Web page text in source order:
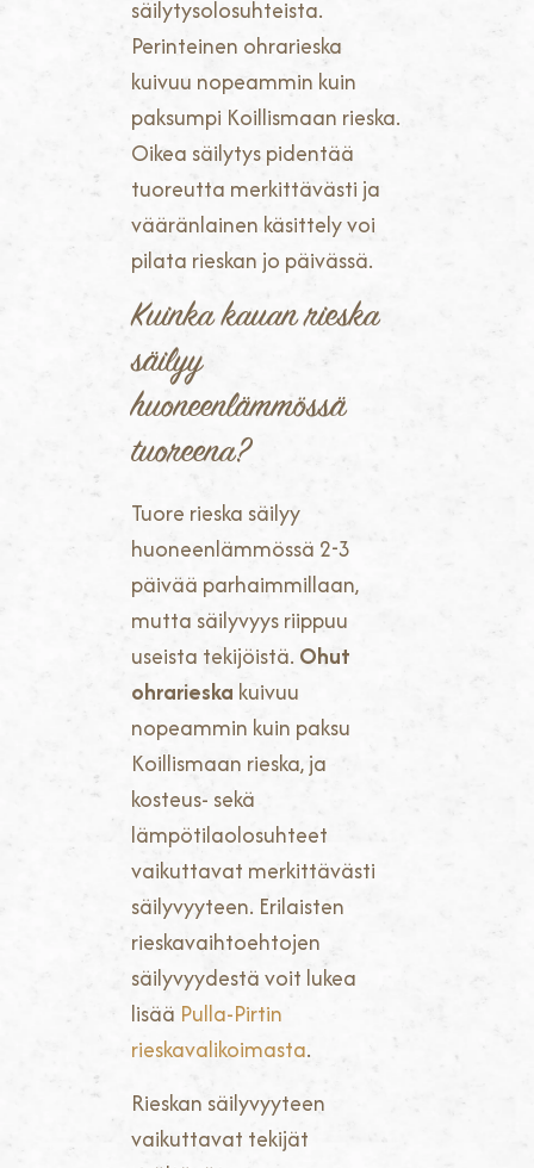
säilytysolosuhteista.
Perinteinen ohrarieska
kuivuu nopeammin kuin
paksumpi Koillismaan rieska.
Oikea säilytys pidentää
tuoreutta merkittävästi ja
vääränlainen käsittely voi
pilata rieskan jo päivässä.
Kuinka kauan rieska
säilyy
huoneenlämmössä
tuoreena?
Tuore rieska säilyy
huoneenlämmössä 2-3
päivää parhaimmillaan,
mutta säilyvyys riippuu
useista tekijöistä. Ohut
ohrarieska kuivuu
nopeammin kuin paksu
Koillismaan rieska, ja
kosteus- sekä
lämpötilaolosuhteet
vaikuttavat merkittävästi
säilyvyyteen. Erilaisten
rieskavaihtoehtojen
säilyvyydestä voit lukea
lisää Pulla-Pirtin
rieskavalikoimasta.
Rieskan säilyvyyteen
vaikuttavat tekijät